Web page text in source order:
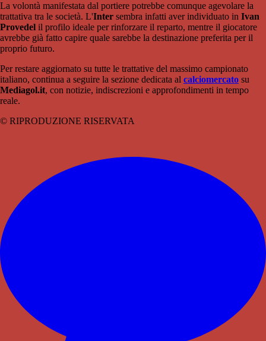
La volontà manifestata dal portiere potrebbe comunque agevolare la
trattativa tra le società. L'Inter sembra infatti aver individuato in Ivan
Provedel il profilo ideale per rinforzare il reparto, mentre il giocatore
avrebbe già fatto capire quale sarebbe la destinazione preferita per il
proprio futuro.
Per restare aggiornato su tutte le trattative del massimo campionato
italiano, continua a seguire la sezione dedicata al calciomercato su
Mediagol.it, con notizie, indiscrezioni e approfondimenti in tempo
reale.
© RIPRODUZIONE RISERVATA